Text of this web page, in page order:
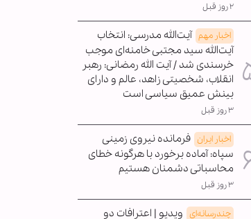
۲ روز قبل
اخبار مهم آیت‌الله مدرسی: انتخاب
آیت‌الله سید مجتبی خامنه‌ای موجب
خرسندی شد / آیت الله رمضانی: رهبر
انقلاب، شخصیتی زاهد، عالم و دارای
بینش عمیق سیاسی است
۳ روز قبل
اخبار ایران فرمانده نیروی زمینی
سپاه: آماده برخورد با هرگونه خطای
محاسباتی دشمنان هستیم
۳ روز قبل
چندرسانه‌ای ویدیو | اعترافات دو